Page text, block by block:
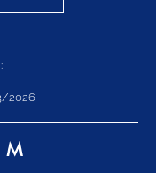
2026